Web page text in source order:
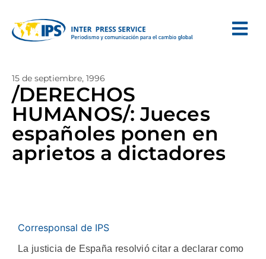
15 de septiembre, 1996
/DERECHOS
HUMANOS/: Jueces
españoles ponen en
aprietos a dictadores
Corresponsal de IPS
La justicia de España resolvió citar a declarar como